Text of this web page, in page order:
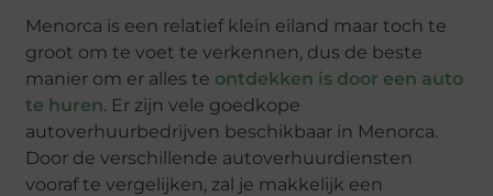
Menorca is een relatief klein eiland maar toch te
groot om te voet te verkennen, dus de beste
manier om er alles te ontdekken is door een auto
te huren. Er zijn vele goedkope
autoverhuurbedrijven beschikbaar in Menorca.
Door de verschillende autoverhuurdiensten
vooraf te vergelijken, zal je makkelijk een